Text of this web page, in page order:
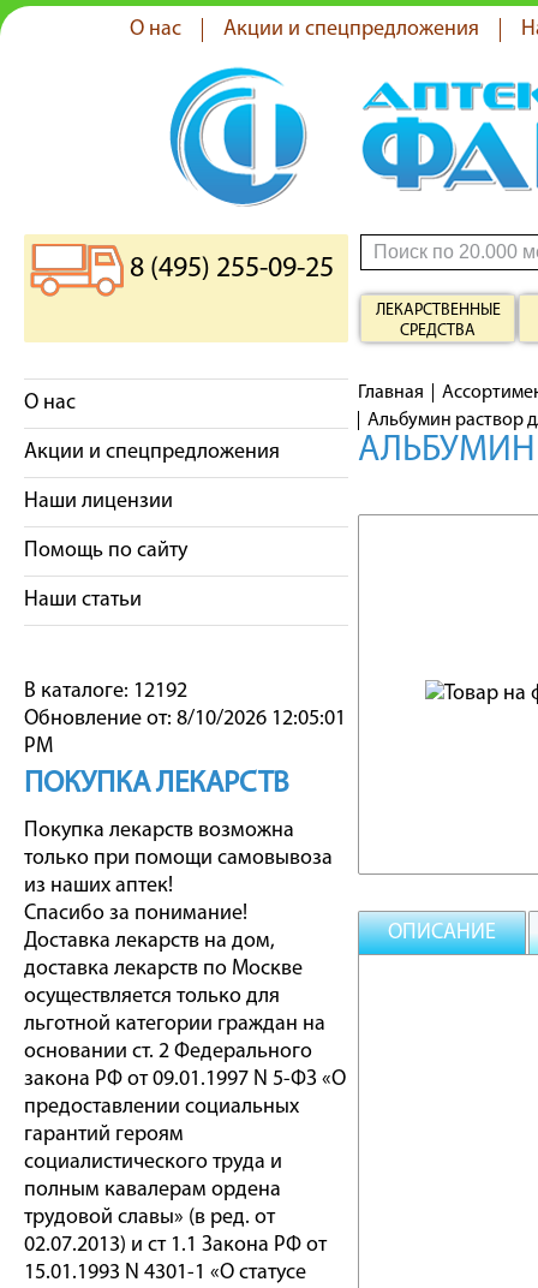
О нас Акции и спецпредложения
8 (495) 255-09-25
ЛЕКАРСТВЕННЫЕ
СРЕДСТВА
О нас
Акции и спецпредложения
Наши лицензии
Помощь по сайту
Наши статьи
В каталоге: 12192
Обновление от: 8/10/2026 12:05:01
PM
ПОКУПКА ЛЕКАРСТВ
Покупка лекарств возможна
только при помощи самовывоза
из наших аптек!
Спасибо за понимание!
Доставка лекарств на дом,
доставка лекарств по Москве
осуществляется только для
льготной категории граждан на
основании ст. 2 Федерального
закона РФ от 09.01.1997 N 5-ФЗ «О
предоставлении социальных
гарантий героям
социалистического труда и
полным кавалерам ордена
трудовой славы» (в ред. от
02.07.2013) и ст 1.1 Закона РФ от
15.01.1993 N 4301-1 «О статусе
Главная
Альбумин раствор
АЛЬБУМИН
ОПИСАНИЕ